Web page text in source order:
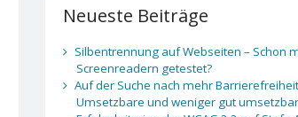
Neueste Beiträge
Silbentrennung auf Webseiten – Schon
Screenreadern getestet?
Auf der Suche nach mehr
Umsetzbare und weniger gut